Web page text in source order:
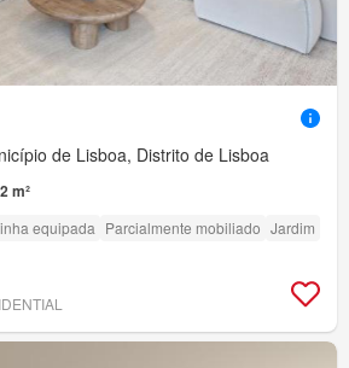
de Lisboa, Distrito de Lisboa
m²
equipada Parcialmente mobiliado Jardim